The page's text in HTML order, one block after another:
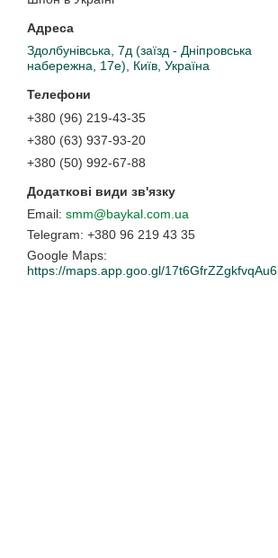
Здолбунівська, 7д (заїзд - Дніпровська
набережна, 17е), Київ, Україна
+380 (96) 219-43-35
+380 (63) 937-93-20
+380 (50) 992-67-88
smm@baykal.com.ua
+380 96 219 43 35
Google Maps
https://maps.app.goo.gl/17t6GfrZZgkfvqAu6